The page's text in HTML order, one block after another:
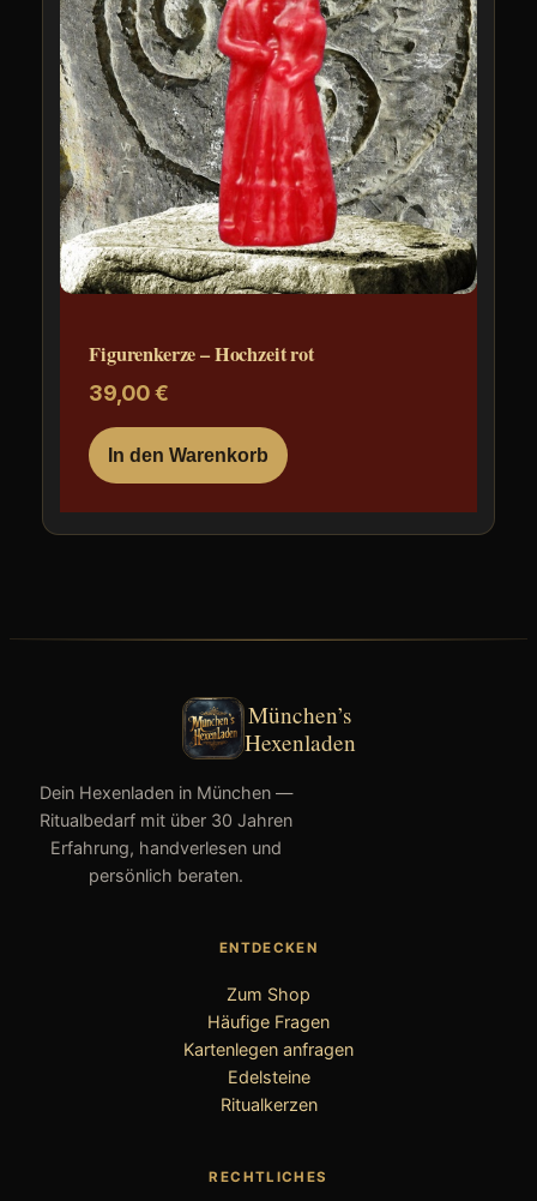
Figurenkerze – Hochzeit rot
39,00€
In den Warenkorb
München’s
Hexenladen
Dein Hexenladen in München —
Ritualbedarf mit über 30 Jahren
Erfahrung, handverlesen und
persönlich beraten.
ENTDECKEN
Zum Shop
Häufige Fragen
Kartenlegen anfragen
Edelsteine
Ritualkerzen
RECHTLICHES